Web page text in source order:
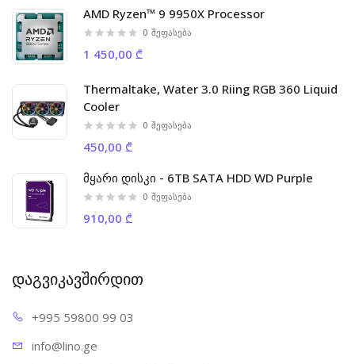
AMD Ryzen™ 9 9950X Processor
0 შეფასება
1 450,00 ₾
Thermaltake, Water 3.0 Riing RGB 360 Liquid
Cooler
0 შეფასება
450,00 ₾
მყარი დისკი - 6TB SATA HDD WD Purple
0 შეფასება
910,00 ₾
დაგვიკავშირდით
+995 59800 99 03
info@lino.ge